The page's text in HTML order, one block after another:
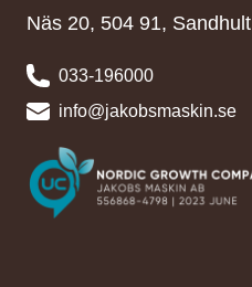
Näs 20, 504 91, Sandhult
033-196000
info@jakobsmaskin.se